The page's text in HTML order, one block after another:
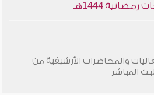
1444هـ
والمحاضرات الأرشيفية من
المباشر